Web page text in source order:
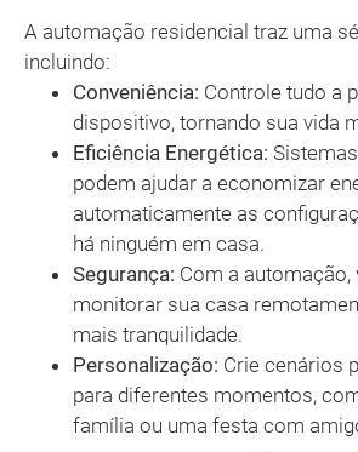
A automação residencial traz uma
incluindo:
Conveniência: Controle tudo a
dispositivo, tornando sua vida
Eficiência Energética:
podem ajudar a economizar
automaticamente as
há ninguém em casa.
Segurança: Com a automação,
monitorar sua casa
mais tranquilidade.
Personalização: Crie cenários
para diferentes momentos,
família ou uma festa com